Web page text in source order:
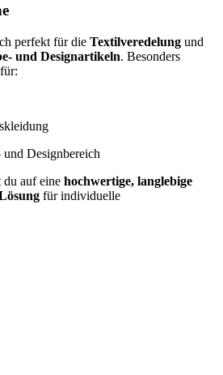
perfekt für die Textilveredelung und
und Designartikeln. Besonders
Designbereich
auf eine hochwertige, langlebige
für individuelle